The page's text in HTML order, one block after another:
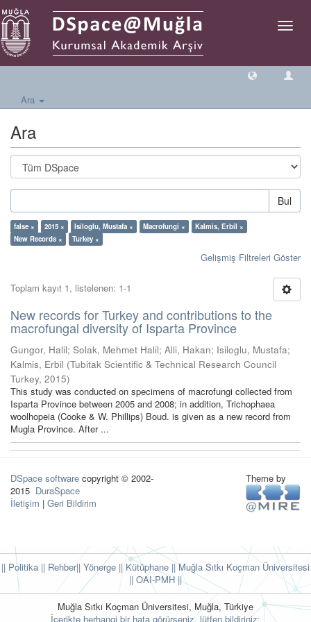
Geçiş
Ara
Ara
Bul
false × 2015 × Isiloglu, Mustafa × Macrofungi ×
Kalmis, Erbil ×
New Records ×
Turkey ×
Gelişmiş Filtreleri Göster
Toplam kayıt 1, listelenen: 1-1
New records for Turkey and contributions to the
macrofungal diversity of Isparta Province
Gungor, Halil; Solak, Mehmet Halil; Alli, Hakan; Isiloglu, Mustafa;
Kalmis, Erbil (Tubitak Scientific & Technical Research Council
Turkey, 2015)
This study was conducted on specimens of macrofungi collected from
Isparta Province between 2005 and 2008; in addition, Trichophaea
woolhopeia (Cooke & W. Phillips) Boud. is given as a new record from
Mugla Province. After ...
DSpace software copyright © 2002-
2015 DuraSpace
İletişim | Geri Bildirim
Theme by
|| Politika || Rehber|| Yönerge || Kütüphane || Muğla Sıtkı Koçman Üniversitesi
|| OAI-PMH ||
Muğla Sıtkı Koçman Üniversitesi, Muğla, Türkiye
İçerikte herhangi bir hata görürseniz, lütfen bildiriniz: